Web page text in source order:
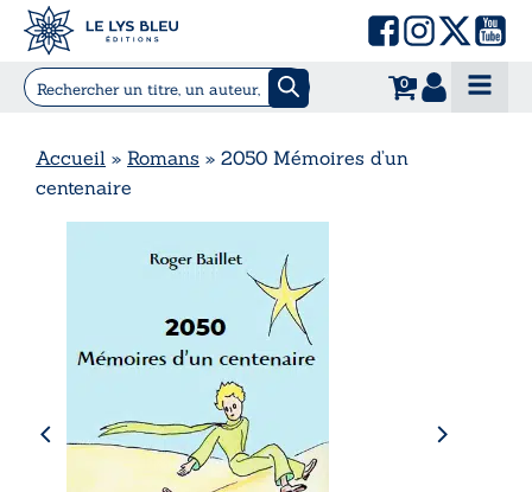
0
Accueil » Romans » 2050 Mémoires d’un
centenaire